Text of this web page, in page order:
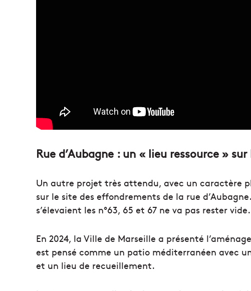
Rue d’Aubagne : un « lieu ressource »
Un autre projet très attendu, avec un caractère
sur le site des effondrements de la rue
s’élevaient les n°63, 65 et 67 ne va pas rester vide.
En 2024, la Ville de Marseille a présenté
est pensé comme un patio méditerranéen avec
et un lieu de recueillement.